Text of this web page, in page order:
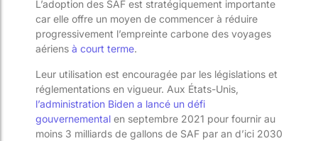
L’adoption des SAF est stratégiquement importante
car elle offre un moyen de commencer à réduire
progressivement l’empreinte carbone des voyages
aériens à court terme​​.
Leur utilisation est encouragée par les législations et
réglementations en vigueur. Aux États-Unis,
l’administration Biden a lancé un défi
gouvernemental en septembre 2021 pour fournir au
moins 3 milliards de gallons de SAF par an d’ici 2030